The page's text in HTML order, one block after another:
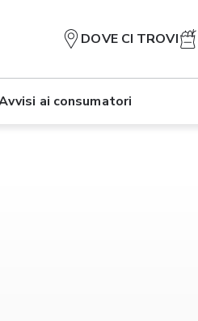
DOVE CI TROVI
ai consumatori